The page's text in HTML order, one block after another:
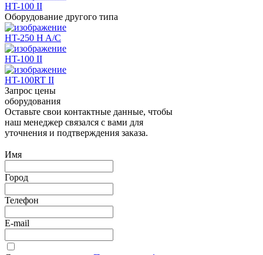
HT-100 II
Оборудование другого типа
HT-250 H A/C
HT-100 II
HT-100RT II
Запрос цены
оборудования
Оставьте свои контактные данные, чтобы
наш менеджер связался с вами для
уточнения и подтверждения заказа.
Имя
Город
Телефон
E-mail